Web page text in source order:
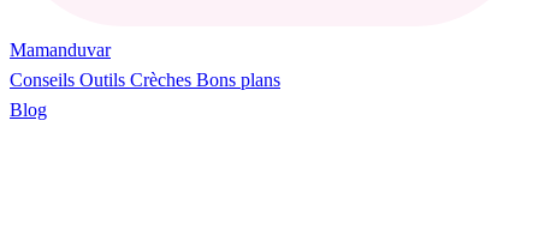
Mamanduvar
Conseils Outils Crèches Bons plans
Blog